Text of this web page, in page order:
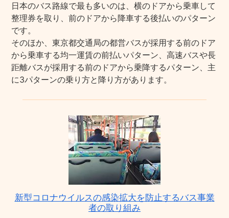
日本のバス路線で最も多いのは、横のドアから乗車して
整理券を取り、前のドアから降車する後払いのパターン
です。
そのほか、東京都交通局の都営バスが採用する前のドア
から乗車する均一運賃の前払いパターン、高速バスや長
距離バスが採用する前のドアから乗降するパターン、主
に3パターンの乗り方と降り方があります。
新型コロナウイルスの感染拡大を防止するバス事業
者の取り組み